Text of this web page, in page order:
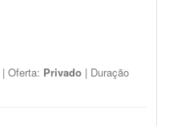
| Oferta: Privado | Duração